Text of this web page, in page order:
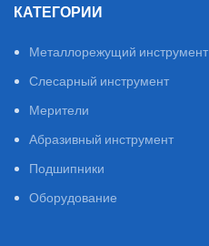
КАТЕГОРИИ
Металлорежущий инструмент
Слесарный инструмент
Мерители
Абразивный инструмент
Подшипники
Оборудование